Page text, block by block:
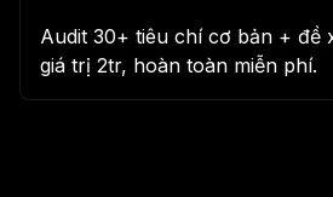
Audit 30+ tiêu chí cơ bản + đề
giá trị 2tr, hoàn toàn miễn phí.